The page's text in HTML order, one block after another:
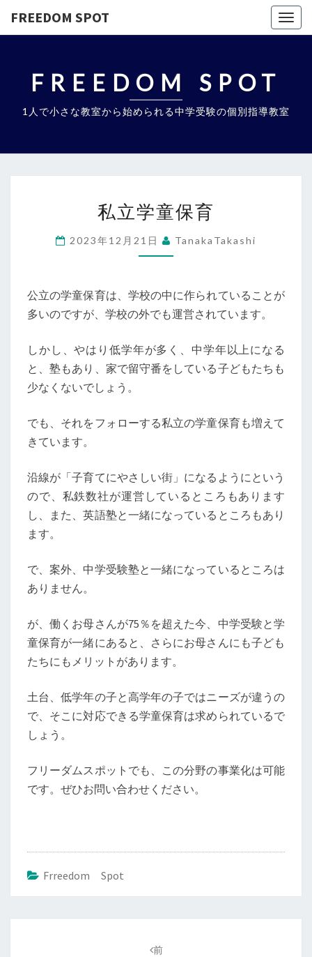
FREEDOM SPOT
FREEDOM SPOT
1人で小さな教室から始められる中学受験の個別指導教室
立
学
童
育
私立学童保育
2023年12月21日 TanakaTakashi
公立の学童保育は、学校の中に作られていることが
多いのですが、学校の外でも運営されています。
しかし、やはり低学年が多く、中学年以上になる
と、塾もあり、家で留守番をしている子どもたちも
少なくないでしょう。
でも、それをフォローする私立の学童保育も増えて
きています。
沿線が「子育てにやさしい街」になるようにという
ので、私鉄数社が運営しているところもあります
し、また、英語塾と一緒になっているところもあり
ます。
で、案外、中学受験塾と一緒になっているところは
ありません。
が、働くお母さんが75％を超えた今、中学受験と学
童保育が一緒にあると、さらにお母さんにも子ども
たちにもメリットがあります。
土台、低学年の子と高学年の子ではニーズが違うの
で、そこに対応できる学童保育は求められているで
しょう。
フリーダムスポットでも、この分野の事業化は可能
です。ぜひお問い合わせください。
Frreedom Spot
前